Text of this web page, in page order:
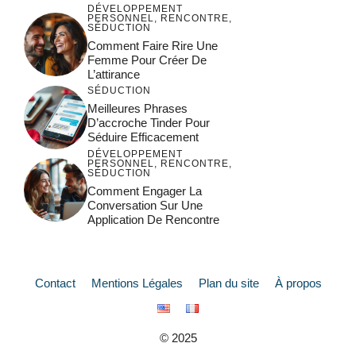
DÉVELOPPEMENT
PERSONNEL
RENCONTRE
SÉDUCTION
Comment Faire Rire Une
Femme Pour Créer De
L’attirance
SÉDUCTION
Meilleures Phrases
D’accroche Tinder Pour
Séduire Efficacement
DÉVELOPPEMENT
PERSONNEL
RENCONTRE
SÉDUCTION
Comment Engager La
Conversation Sur Une
Application De Rencontre
Contact Mentions Légales Plan du site À propos
© 2025